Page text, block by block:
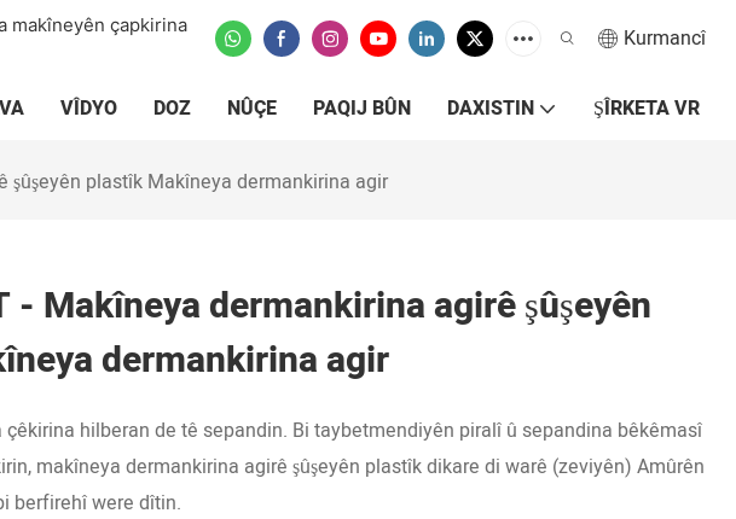
makîneyên çapkirina
Kurmancî
VÎDYO DOZ NÛÇE PAQIJ BÛN DAXISTIN ŞÎRKETA VR
şûşeyên plastîk Makîneya dermankirina agir
- Makîneya dermankirina agirê şûşeyên
dermankirina agir
hilberan de tê sepandin. Bi taybetmendiyên piralî û sepandina bêkêmasî
makîneya dermankirina agirê şûşeyên plastîk dikare di warê (zeviyên) Amûrên
berfirehî were dîtin.